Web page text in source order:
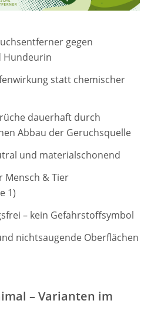
gegen
Hundeurin
statt chemischer
dauerhaft durch
Abbau der Geruchsquelle
und materialschonend
Mensch & Tier
1)
– kein Gefahrstoffsymbol
nichtsaugende Oberflächen
– Varianten im